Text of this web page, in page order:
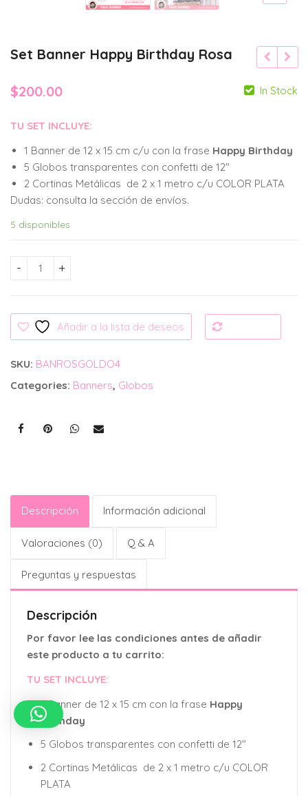
Set Banner Happy Birthday Rosa
$200.00 In Stock
TU SET INCLUYE:
1 Banner de 12 x 15 cm c/u con la frase Happy Birthday
5 Globos transparentes con confetti de 12″
2 Cortinas Metálicas de 2 x 1 metro c/u COLOR PLATA
Dudas: consulta la sección de envíos.
5 disponibles
Set Banner Happy Birthday Rosa cantidad
Añadir a la lista de deseos
SKU: BANROSGOLDO4
Categories: Banners, Globos
Descripción Información adicional
Valoraciones (0) Q & A
Preguntas y respuestas
Descripción
Por favor lee las condiciones antes de añadir
este producto a tu carrito:
TU SET INCLUYE:
1 Banner de 12 x 15 cm con la frase Happy
Birthday
5 Globos transparentes con confetti de 12″
2 Cortinas Metálicas de 2 x 1 metro c/u COLOR
PLATA